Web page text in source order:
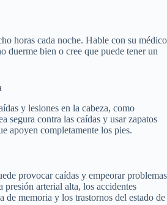
horas cada noche. Hable con su médico
duerme bien o cree que puede tener un
y lesiones en la cabeza, como
segura contra las caídas y usar zapatos
apoyen completamente los pies.
provocar caídas y empeorar problemas
presión arterial alta, los accidentes
de memoria y los trastornos del estado de